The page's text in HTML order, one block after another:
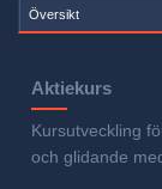
Översikt
Aktiekurs
Kursutveckling
och glidande